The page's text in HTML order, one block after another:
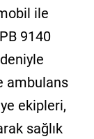
ile
9140
ambulans
ekipleri,
sağlık